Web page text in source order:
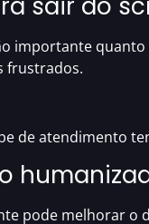
importante quanto
frustrados.
de atendimento
pode melhorar o